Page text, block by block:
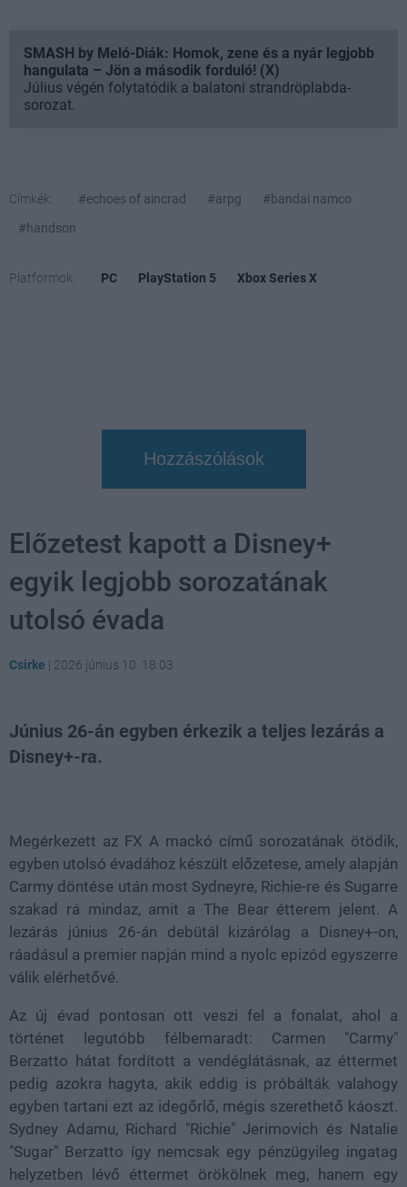
SMASH by Meló-Diák: Homok, zene és a nyár legjobb
hangulata – Jön a második forduló! (X)
Július végén folytatódik a balatoni strandröplabda-
sorozat.
Címkék: #echoes of aincrad #arpg
#bandai namco
#handson
Platformok: PC PlayStation 5 Xbox Series X
Hozzászólások
Előzetest kapott a Disney+
egyik legjobb sorozatának
utolsó évada
Csirke | 2026 június 10. 18:03
Június 26-án egyben érkezik a teljes lezárás a
Disney+-ra.
Megérkezett az FX A mackó című sorozatának ötödik,
egyben utolsó évadához készült előzetese, amely alapján
Carmy döntése után most Sydneyre, Richie-re és Sugarre
szakad rá mindaz, amit a The Bear étterem jelent. A
lezárás június 26-án debütál kizárólag a Disney+-on,
ráadásul a premier napján mind a nyolc epizód egyszerre
válik elérhetővé.
Az új évad pontosan ott veszi fel a fonalat, ahol a
történet legutóbb félbemaradt: Carmen "Carmy"
Berzatto hátat fordított a vendéglátásnak, az éttermet
pedig azokra hagyta, akik eddig is próbálták valahogy
egyben tartani ezt az idegőrlő, mégis szerethető káoszt.
Sydney Adamu, Richard "Richie" Jerimovich és Natalie
"Sugar" Berzatto így nemcsak egy pénzügyileg ingatag
helyzetben lévő éttermet örökölnek meg, hanem egy